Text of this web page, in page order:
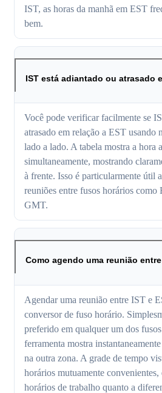
IST, as horas da manhã em EST
bem.
IST está adiantado ou atrasado
Você pode verificar facilmente se
atrasado em relação a EST usando
lado a lado. A tabela mostra a hora
simultaneamente, mostrando
à frente. Isso é particularmente útil
reuniões entre fusos horários
GMT.
Como agendo uma reunião entre
Agendar uma reunião entre IST e
conversor de fuso horário.
preferido em qualquer um dos
ferramenta mostra
na outra zona. A grade de tempo
horários mutuamente
horários de trabalho quanto a